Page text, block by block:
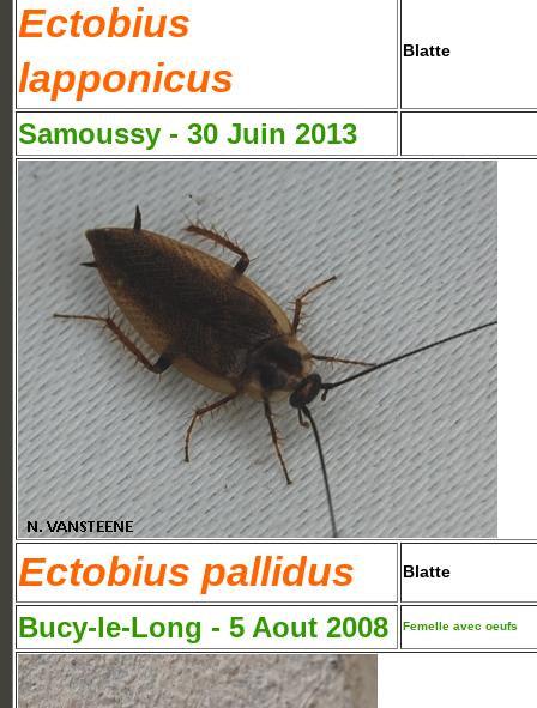
Ectobius
lapponicus
Blatte
Samoussy - 30 Juin 2013
Ectobius pallidus Blatte
Bucy-le-Long - 5 Aout 2008 Femelle avec oeufs